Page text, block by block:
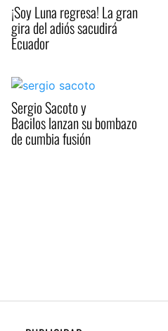
¡Soy Luna regresa! La gran
gira del adiós sacudirá
Ecuador
Sergio Sacoto y
Bacilos lanzan su bombazo
de cumbia fusión